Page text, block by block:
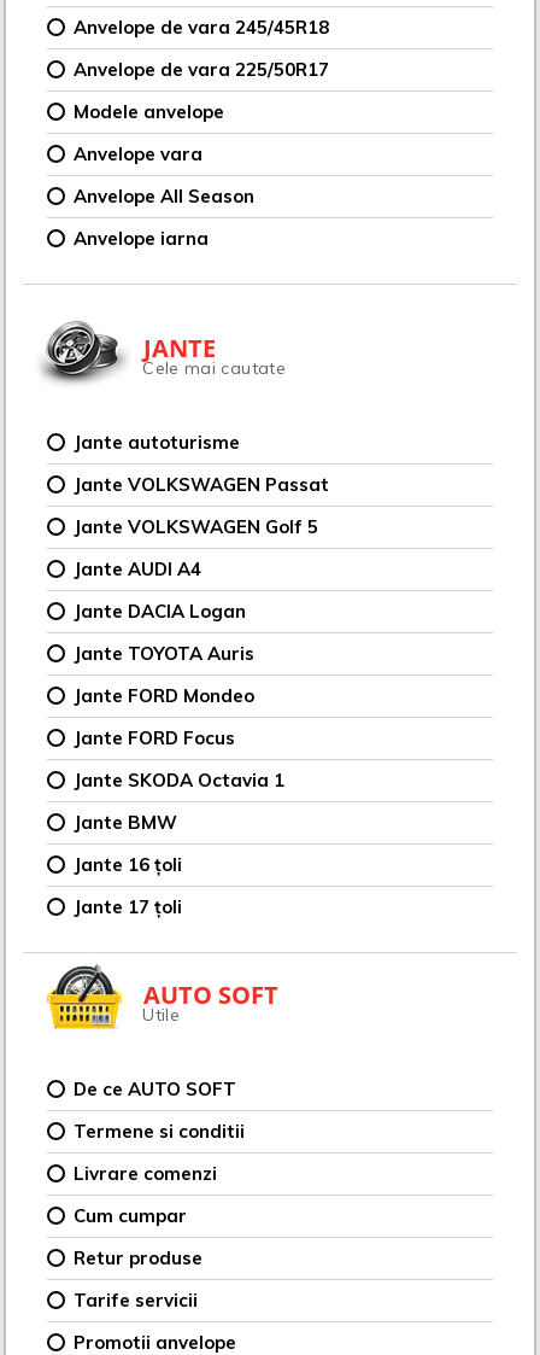
Anvelope de vara 245/45R18
Anvelope de vara 225/50R17
Modele anvelope
Anvelope vara
Anvelope All Season
Anvelope iarna
JANTE
Cele mai cautate
Jante autoturisme
Jante VOLKSWAGEN Passat
Jante VOLKSWAGEN Golf 5
Jante AUDI A4
Jante DACIA Logan
Jante TOYOTA Auris
Jante FORD Mondeo
Jante FORD Focus
Jante SKODA Octavia 1
Jante BMW
Jante 16 țoli
Jante 17 țoli
AUTO SOFT
Utile
De ce AUTO SOFT
Termene si conditii
Livrare comenzi
Cum cumpar
Retur produse
Tarife servicii
Promotii anvelope